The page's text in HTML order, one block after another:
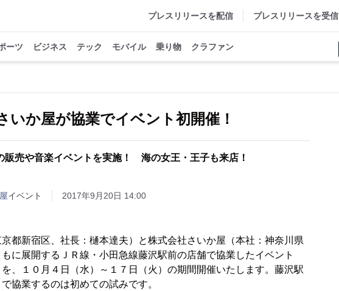
プレスリリースを配信 プレスリリースを受信
ーツ ビジネス テック モバイル 乗り物 クラファン
いか屋が協業でイベント初開催！
販売や音楽イベントを実施！ 海の女王・王子も来店！
イベント 2017年9月20日 14:00
都新宿区、社長：樋本達夫）と株式会社さいか屋（本社：神奈川県
に展開するＪＲ線・小田急線藤沢駅前の店舗で協業したイベント
、１０月４日（水）～１７日（火）の期間開催いたします。藤沢駅
協業するのは初めての試みです。